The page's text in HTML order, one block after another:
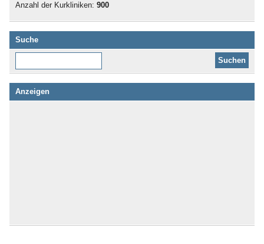
Anzahl der Kurkliniken: 900
Suche
Anzeigen